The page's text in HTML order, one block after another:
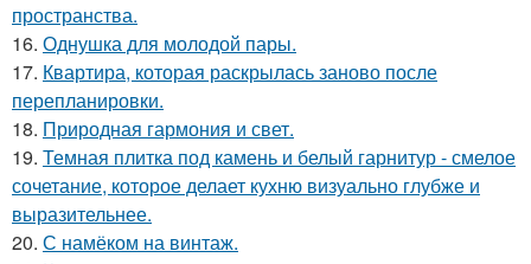
пространства.
16. Однушка для молодой пары.
17. Квартира, которая раскрылась заново после
перепланировки.
18. Природная гармония и свет.
19. Темная плитка под камень и белый гарнитур - смелое
сочетание, которое делает кухню визуально глубже и
выразительнее.
20. С намёком на винтаж.